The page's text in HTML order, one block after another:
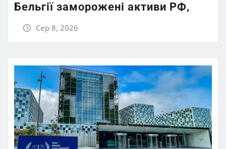
Бельгії заморожені активи РФ,
Сер 8, 2026